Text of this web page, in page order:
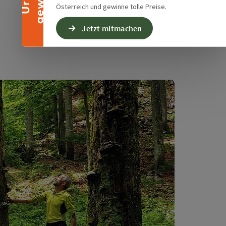
Österreich und gewinne tolle Preise.
Jetzt mitmachen